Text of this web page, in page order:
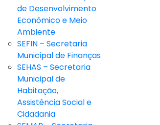
de Desenvolvimento
Econômico e Meio
Ambiente
SEFIN – Secretaria
Municipal de Finanças
SEHAS – Secretaria
Municipal de
Habitação,
Assistência Social e
Cidadania